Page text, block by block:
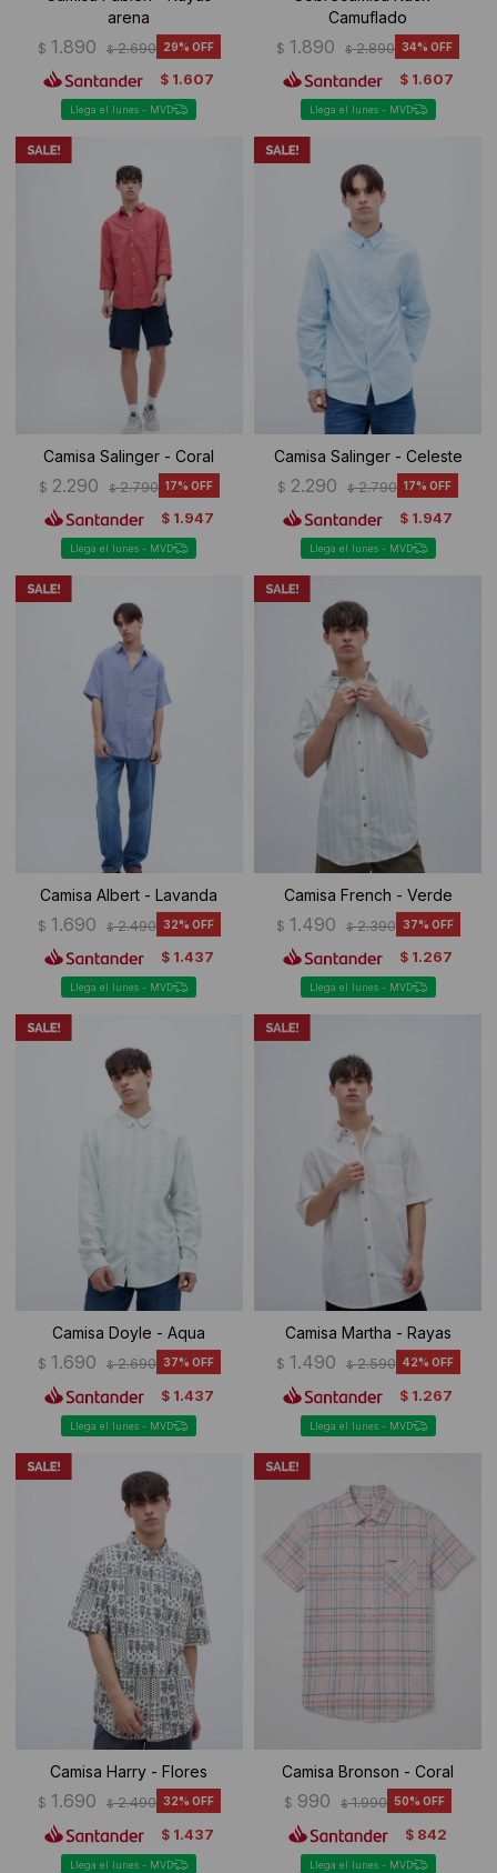
arena
$ 1.890 $ 2.690 29
$ 1.607
Llega el lunes - MVD
Camuflado
$ 1.890 $ 2.890 34
$ 1.607
Llega el lunes - MVD
Camisa Salinger - Coral
$ 2.290 $ 2.790 17
$ 1.947
Llega el lunes - MVD
Camisa Salinger - Celeste
$ 2.290 $ 2.790 17
$ 1.947
Llega el lunes - MVD
Camisa Albert - Lavanda
$ 1.690 $ 2.490 32
$ 1.437
Llega el lunes - MVD
Camisa French - Verde
$ 1.490 $ 2.390 37
$ 1.267
Llega el lunes - MVD
Camisa Doyle - Aqua
$ 1.690 $ 2.690 37
$ 1.437
Llega el lunes - MVD
Camisa Martha - Rayas
$ 1.490 $ 2.590 42
$ 1.267
Llega el lunes - MVD
Camisa Harry - Flores
$ 1.690 $ 2.490 32
$ 1.437
Llega el lunes - MVD
Camisa Bronson - Coral
$ 990 $ 1.990 50
$ 842
Llega el lunes - MVD